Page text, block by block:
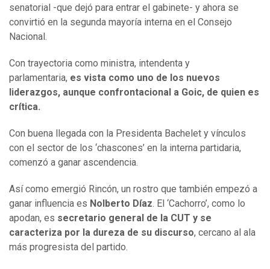
senatorial -que dejó para entrar el gabinete- y ahora se
convirtió en la segunda mayoría interna en el Consejo
Nacional.
Con trayectoria como ministra, intendenta y
parlamentaria, es vista como uno de los nuevos
liderazgos, aunque confrontacional a Goic, de quien es
crítica.
Con buena llegada con la Presidenta Bachelet y vínculos
con el sector de los ‘chascones’ en la interna partidaria,
comenzó a ganar ascendencia.
Así como emergió Rincón, un rostro que también empezó a
ganar influencia es Nolberto Díaz. El ‘Cachorro’, como lo
apodan, es secretario general de la CUT y se
caracteriza por la dureza de su discurso, cercano al ala
más progresista del partido.